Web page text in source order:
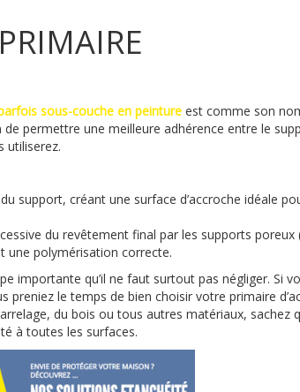
sous-couche en peinture est comme son
permettre une meilleure adhérence entre le
utiliserez.
support, créant une surface d’accroche idéale
du revêtement final par les supports poreux
une polymérisation correcte.
importante qu’il ne faut surtout pas négliger. Si
le temps de bien choisir votre primaire
du bois ou tous autres matériaux, sachez
à toutes les surfaces.